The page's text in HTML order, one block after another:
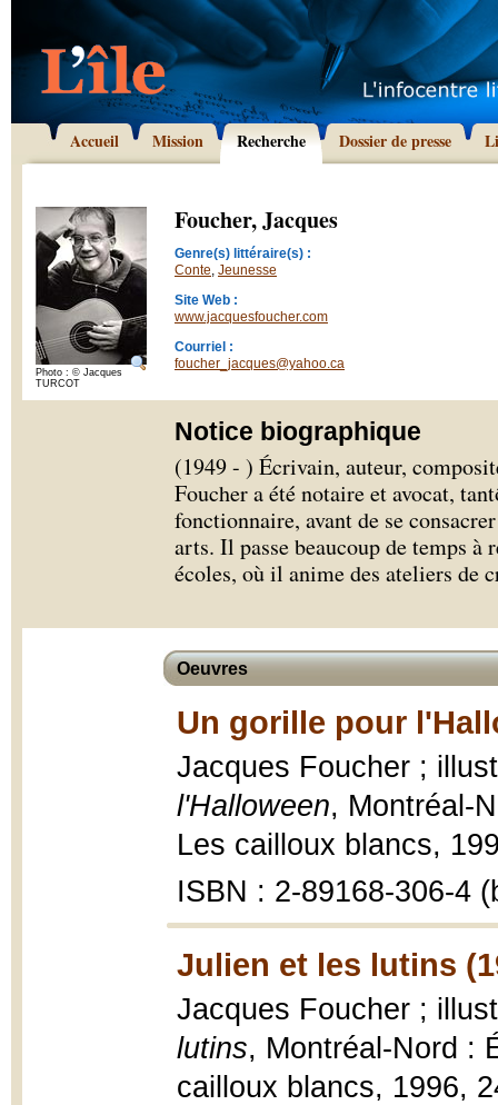
Accueil Mission Recherche Dossier de presse
Photo : © Jacques
TURCOT
Foucher, Jacques
Genre(s) littéraire(s) :
Conte, Jeunesse
Site Web :
www.jacquesfoucher.com
Courriel :
foucher_jacques@yahoo.ca
Notice biographique
(1949 - ) Écrivain, auteur,
Foucher a été notaire et avocat,
fonctionnaire, avant de se
arts. Il passe beaucoup de temps à
écoles, où il anime des ateliers de
Oeuvres
Un gorille pour
Jacques Foucher ;
l'Halloween, Montréal-
Les cailloux blancs,
ISBN : 2-89168-306-4
Julien et les lutins
Jacques Foucher ;
lutins, Montréal-Nord :
cailloux blancs, 1996,